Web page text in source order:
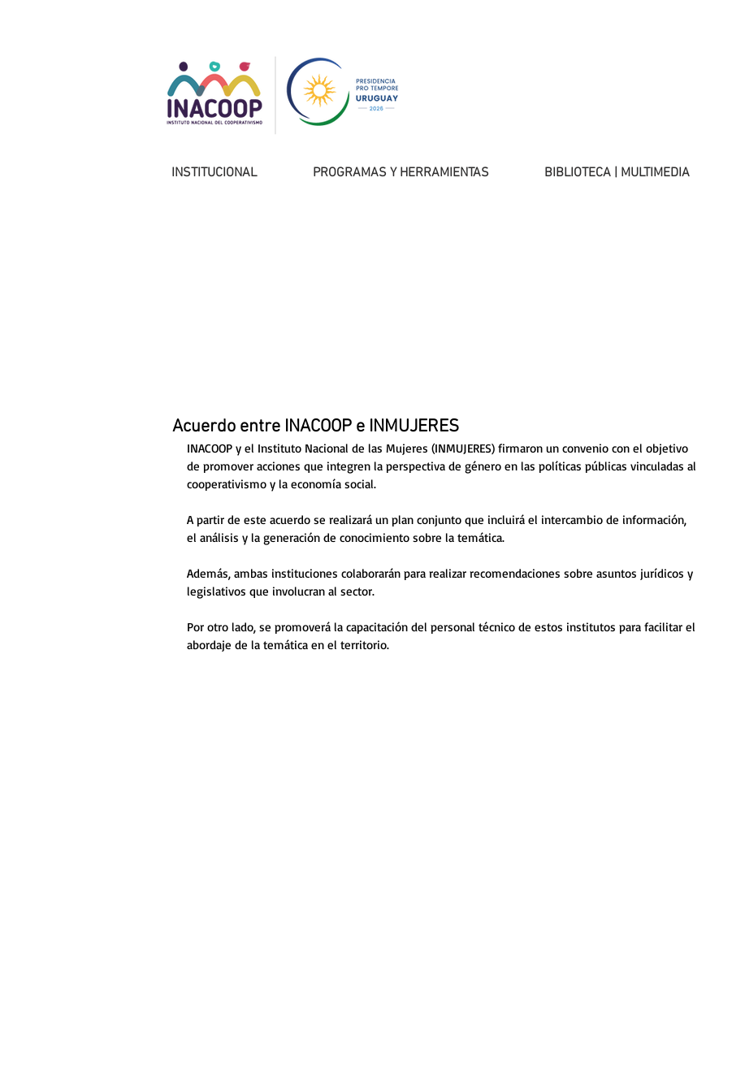
INSTITUCIONAL PROGRAMAS Y HERRAMIENTAS BIBLIOTECA | MULTIMEDIA
Acuerdo entre INACOOP e INMUJERES
INACOOP y el Instituto Nacional de las Mujeres (INMUJERES) firmaron un convenio con el objetivo
de promover acciones que integren la perspectiva de género en las políticas públicas vinculadas al
cooperativismo y la economía social.
A partir de este acuerdo se realizará un plan conjunto que incluirá el intercambio de información,
el análisis y la generación de conocimiento sobre la temática.
Además, ambas instituciones colaborarán para realizar recomendaciones sobre asuntos jurídicos y
legislativos que involucran al sector.
Por otro lado, se promoverá la capacitación del personal técnico de estos institutos para facilitar el
abordaje de la temática en el territorio.